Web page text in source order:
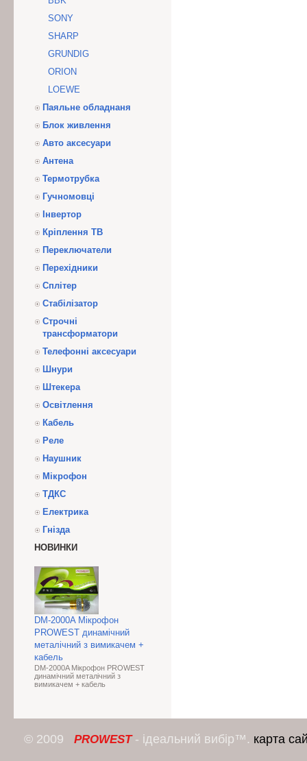
SONY
SHARP
GRUNDIG
ORION
LOEWE
Паяльне обладнаня
Блок живлення
Авто аксесуари
Антена
Термотрубка
Гучномовці
Інвертор
Кріплення ТВ
Переключатели
Перехідники
Сплітер
Стабілізатор
Строчні
трансформатори
Телефонні аксесуари
Шнури
Штекера
Освітлення
Кабель
Реле
Наушник
Мікрофон
ТДКС
Електрика
Гнізда
НОВИНКИ
DM-2000A Мікрофон
PROWEST динамічний
металічний з вимикачем +
кабель
DM-2000A Мікрофон PROWEST
динамічний металічний з
вимикачем + кабель
© 2009 PROWEST- ідеальний вибір™. карта